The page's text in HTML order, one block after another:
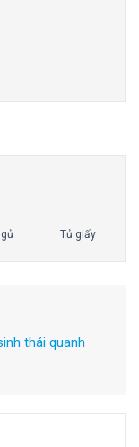
Tủ giấy
thái quanh